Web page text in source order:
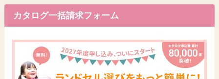
カタログ一括請求フォーム